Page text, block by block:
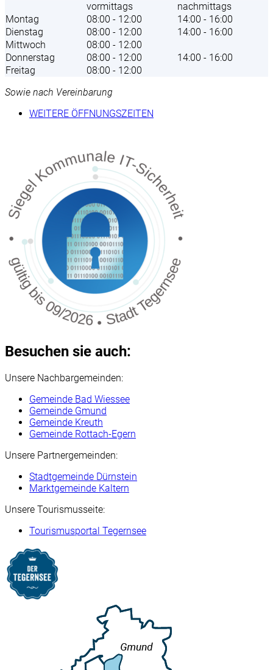
vormittags
nachmittags
Montag
08:00 - 12:00
14:00 - 16:00
Dienstag
08:00 - 12:00
14:00 - 16:00
Mittwoch
08:00 - 12:00
Donnerstag
08:00 - 12:00
14:00 - 16:00
Freitag
08:00 - 12:00
Sowie nach Vereinbarung
WEITERE ÖFFNUNGSZEITEN
Besuchen sie auch:
Unsere Nachbargemeinden:
Gemeinde Bad Wiessee
Gemeinde Gmund
Gemeinde Kreuth
Gemeinde Rottach-Egern
Unsere Partnergemeinden:
Stadtgemeinde Dürnstein
Marktgemeinde Kaltern
Unsere Tourismusseite:
Tourismusportal Tegernsee